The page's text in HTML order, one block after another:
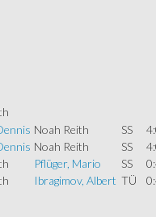
Noah Reith SS
Noah Reith SS
Pflüger, Mario SS
Ibragimov, Albert TÜ